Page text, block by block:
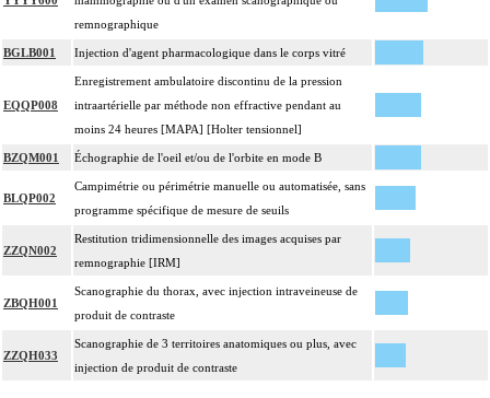
remnographique
BGLB001 Injection d'agent pharmacologique dans le corps vitré
EQQP008
Enregistrement ambulatoire discontinu de la pression
intraartérielle par méthode non effractive pendant au
moins 24 heures [MAPA] [Holter tensionnel]
BZQM001 Échographie de l'oeil et/ou de l'orbite en mode B
BLQP002
Campimétrie ou périmétrie manuelle ou automatisée, sans
programme spécifique de mesure de seuils
ZZQN002
Restitution tridimensionnelle des images acquises par
remnographie [IRM]
ZBQH001
Scanographie du thorax, avec injection intraveineuse de
produit de contraste
ZZQH033
Scanographie de 3 territoires anatomiques ou plus, avec
injection de produit de contraste